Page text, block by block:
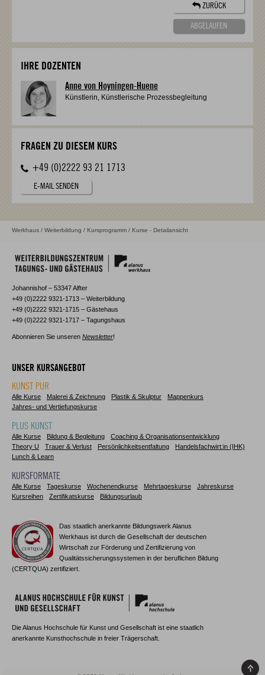
ZURÜCK
ABGELAUFEN
IHRE DOZENTEN
Anne von Hoyningen-Huene
Künstlerin, Künstlerische Prozessbegleitung
FRAGEN ZU DIESEM KURS
+49 (0)2222 93 21 1713
E-MAIL SENDEN
Werkhaus / Weiterbildung / Kursprogramm / Kurse - Detailansicht
Johannishof – 53347 Alfter
+49 (0)2222 9321-1713 – Weiterbildung
+49 (0)2222 9321-1715 – Gästehaus
+49 (0)2222 9321-1717 – Tagungshaus
Abonnieren Sie unseren Newsletter!
UNSER KURSANGEBOT
KUNST PUR
Alle Kurse Malerei & Zeichnung Plastik & Skulptur
Mappenkurs
Jahres- und Vertiefungskurse
PLUS KUNST
Alle Kurse Bildung & Begleitung
Coaching & Organisationsentwicklung
Theory U
Trauer & Verlust Persönlichkeitsentfaltung
Handelsfachwirt:in (IHK)
Lunch & Learn
KURSFORMATE
Alle Kurse Tageskurse Wochenendkurse Mehrtageskurse
Jahreskurse
Kursreihen
Zertifikatskurse Bildungsurlaub
Das staatlich anerkannte Bildungswerk Alanus
Werkhaus ist durch die Gesellschaft der deutschen
Wirtschaft zur Förderung und Zertifizierung von
Qualitätssicherungssystemen in der beruflichen Bildung
(CERTQUA) zertifiziert.
Die Alanus Hochschule für Kunst und Gesellschaft ist eine staatlich
anerkannte Kunsthochschule in freier Trägerschaft.